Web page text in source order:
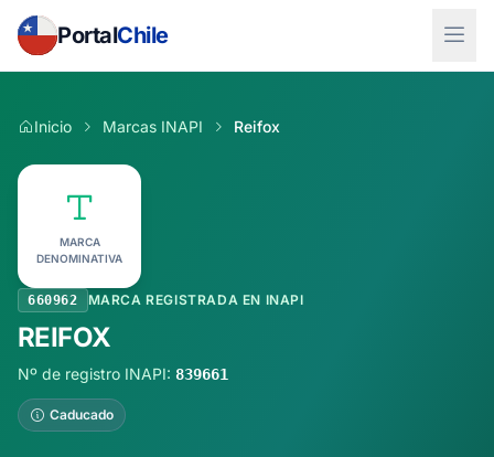
PortalChile
Inicio Marcas INAPI Reifox
MARCA
DENOMINATIVA
660962 MARCA REGISTRADA EN INAPI
REIFOX
Nº de registro INAPI: 839661
Caducado